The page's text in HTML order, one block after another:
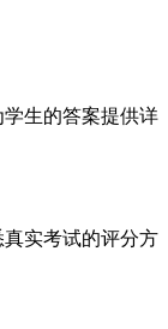
生的答案提供详
实考试的评分方